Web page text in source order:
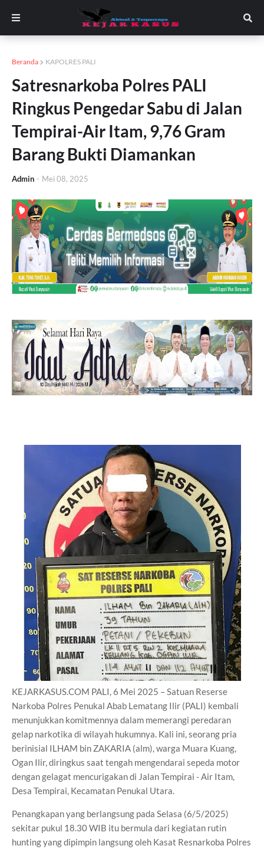
Beranda KAPOLRES PALI
Satresnarkoba Polres PALI
Ringkus Pengedar Sabu di Jalan
Tempirai-Air Itam, 9,76 Gram
Barang Bukti Diamankan
Admin - Mei 08, 2025
KEJARKASUS.COM PALI, 6 Mei 2025 – Satuan Reserse
Narkoba Polres Penukal Abab Lematang Ilir (PALI) kembali
menunjukkan komitmennya dalam memerangi peredaran
gelap narkotika di wilayah hukumnya. Kali ini, seorang pria
berinisial ILHAM bin ZAKARIA (alm), warga Muara Kuang,
Ogan Ilir, diringkus saat tengah mengendarai sepeda motor
dengan gelagat mencurigakan di Jalan Tempirai - Air Itam,
Desa Tempirai, Kecamatan Penukal Utara.
Penangkapan yang berlangsung pada Selasa (6/5/2025)
sekitar pukul 18.30 WIB itu bermula dari kegiatan rutin
hunting yang dipimpin langsung oleh Kasat Resnarkoba Polres